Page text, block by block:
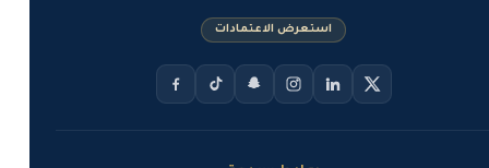
استعرض الاعتمادات